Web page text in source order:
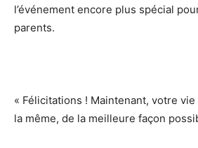
l’événement encore plus spécial
parents.
« Félicitations ! Maintenant, votre
la même, de la meilleure façon